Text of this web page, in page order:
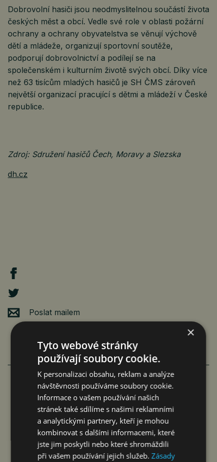
Dobrovolní hasiči jsou neodmyslitelnou součástí života
českých měst a obcí. Vedle své role v oblasti požární
ochrany a ochrany obyvatelstva se věnují výchově
dětí a mládeže, organizují sportovní soutěže,
podporují dobrovolnictví a podílejí se na
společenském i kulturním životě svých obcí. Díky více
než 63 tisícům mladých hasičů je SH ČMS zároveň
největší organizací pracující s dětmi a mládeží v České
republice.
Zdroj: Sdružení hasičů Čech, Moravy a Slezska
dh.cz
Poslat mailem
NOVÝ CHERY TIGGO 7 HEV ZVYŠUJE
BEZPEČNOST PRO RODINY S 5*
HODNOCENÍM EURO…
6. 8. 2026
×
Tyto webové stránky
používají soubory cookie.
K personalizaci obsahu, reklam a analýze
návštěvnosti používáme soubory cookie.
Informace o vašem používání našich
stránek také sdílíme s našimi reklamními
a analytickými partnery, kteří je mohou
kombinovat s dalšími informacemi, které
jste jim poskytli nebo které shromáždili
při vašem používání jejich služeb.Zásady